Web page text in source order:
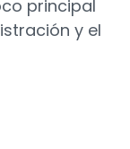
principal
y el